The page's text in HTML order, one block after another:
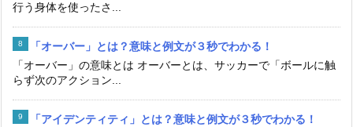
行う身体を使ったさ...
「オーバー」とは？意味と例文が３秒でわかる！
「オーバー」の意味とは オーバーとは、サッカーで「ボールに触
らず次のアクション...
「アイデンティティ」とは？意味と例文が３秒でわかる！